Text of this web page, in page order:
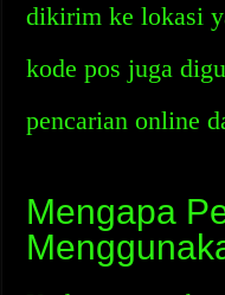
dikirim ke lokasi
kode pos juga
pencarian online
Mengapa